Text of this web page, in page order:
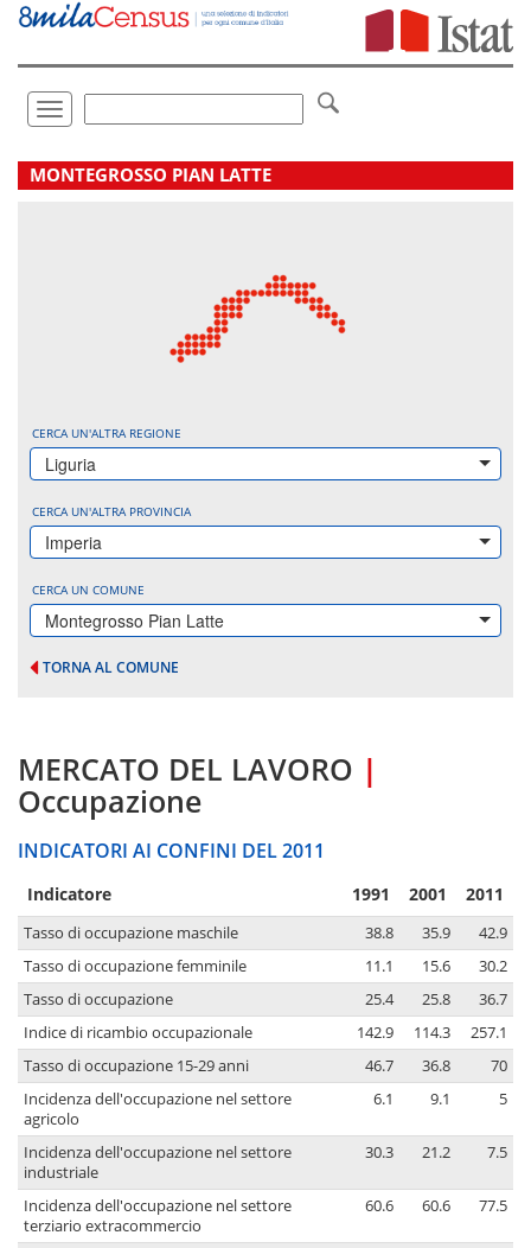
Vai
direttamente
Toggle
navigation
.
MONTEGROSSO PIAN LATTE
CERCA UN'ALTRA REGIONE
Liguria
CERCA UN'ALTRA PROVINCIA
Imperia
CERCA UN COMUNE
Montegrosso Pian Latte
TORNA AL COMUNE
MERCATO DEL LAVORO |
Occupazione
INDICATORI AI CONFINI DEL 2011
Indicatore 1991 2001 2011
Tasso di occupazione maschile 38.8 35.9
42.9
Tasso di occupazione femminile
11.1 15.6
30.2
Tasso di occupazione
25.4 25.8
36.7
Indice di ricambio occupazionale
142.9 114.3
257.1
Tasso di occupazione 15-29 anni
46.7 36.8
70
Incidenza dell'occupazione nel settore
agricolo
6.1 9.1 5
Incidenza dell'occupazione nel settore
industriale
30.3 21.2 7.5
Incidenza dell'occupazione nel settore
terziario extracommercio
60.6 60.6 77.5